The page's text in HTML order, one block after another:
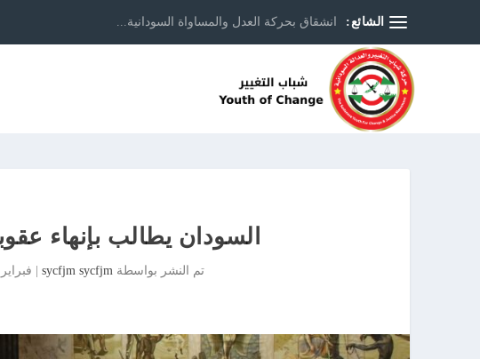
الشائع: انشقاق بحركة العدل والمساواة السودانية...
السودان يطالب بإنهاء
تم النشر بواسطة sycfjm sycfjm
| فبراير 8, 2023